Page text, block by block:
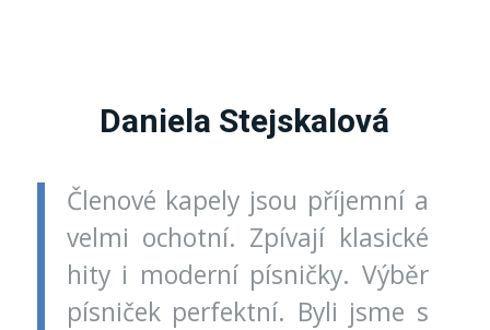
Daniela Stejskalová
Členové kapely jsou příjemní a
velmi ochotní. Zpívají klasické
hity i moderní písničky. Výběr
písniček perfektní. Byli jsme s